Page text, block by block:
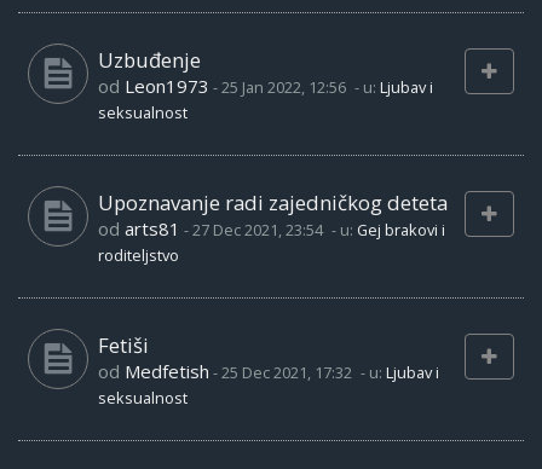
Uzbuđenje
od Leon1973 -25 Jan 2022, 12:56 - u: Ljubav i
seksualnost
Upoznavanje radi zajedničkog deteta
od arts81 -27 Dec 2021, 23:54 - u: Gej brakovi i
roditeljstvo
Fetiši
od Medfetish -25 Dec 2021, 17:32 - u: Ljubav i
seksualnost